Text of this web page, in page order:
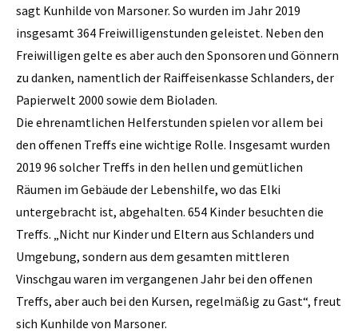
sagt Kunhilde von Marsoner. So wurden im Jahr 2019
insgesamt 364 Freiwilligenstunden geleistet. Neben den
Freiwilligen gelte es aber auch den Sponsoren und Gönnern
zu danken, namentlich der Raiffeisenkasse Schlanders, der
Papierwelt 2000 sowie dem Bioladen.
Die ehrenamtlichen Helferstunden spielen vor allem bei
den offenen Treffs eine wichtige Rolle. Insgesamt wurden
2019 96 solcher Treffs in den hellen und gemütlichen
Räumen im Gebäude der Lebenshilfe, wo das Elki
untergebracht ist, abgehalten. 654 Kinder besuchten die
Treffs. „Nicht nur Kinder und Eltern aus Schlanders und
Umgebung, sondern aus dem gesamten mittleren
Vinschgau waren im vergangenen Jahr bei den offenen
Treffs, aber auch bei den Kursen, regelmäßig zu Gast“, freut
sich Kunhilde von Marsoner.